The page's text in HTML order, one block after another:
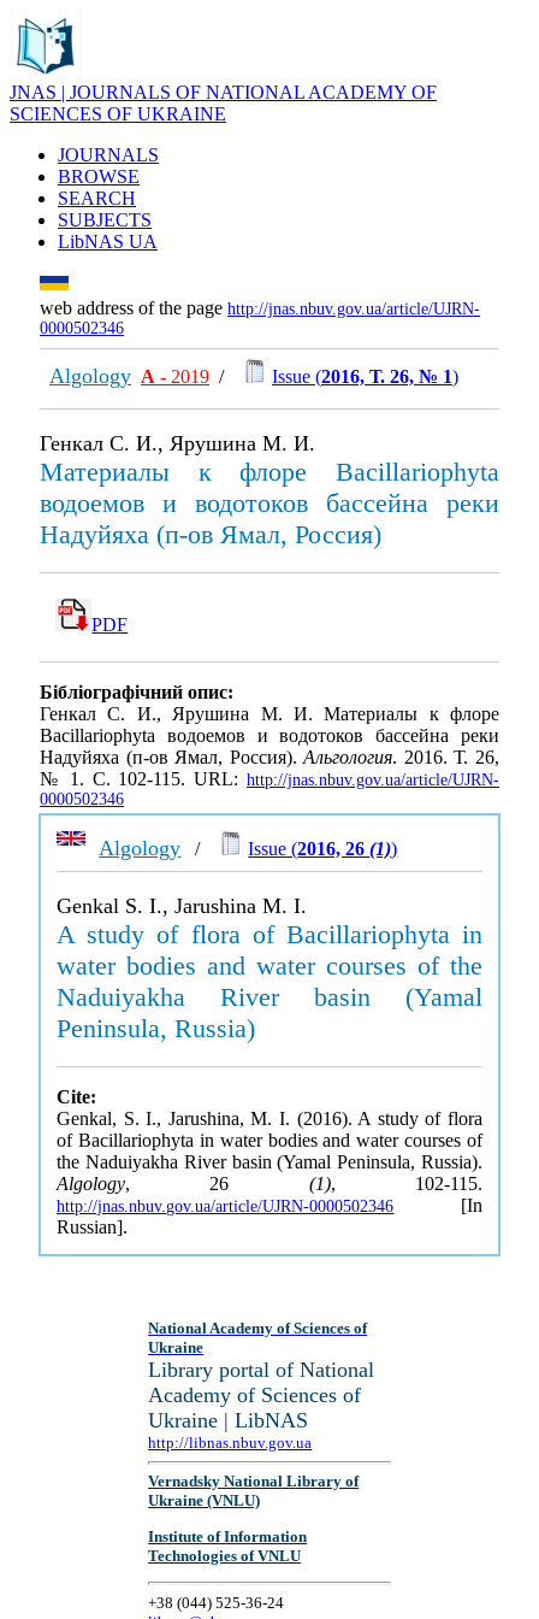
JNAS | JOURNALS OF NATIONAL ACADEMY OF
SCIENCES OF UKRAINE
JOURNALS
BROWSE
SEARCH
SUBJECTS
LibNAS UA
web address of the page http://jnas.nbuv.gov.ua/article/UJRN-
0000502346
Algology А - 2019 / Issue (2016, Т. 26, № 1)
Генкал С. И., Ярушина М. И.
Материалы к флоре Bacillariophyta
водоемов и водотоков бассейна реки
Надуйяха (п-ов Ямал, Россия)
PDF
Бібліографічний опис:
Генкал С. И., Ярушина М. И. Материалы к флоре
Bacillariophyta водоемов и водотоков бассейна реки
Надуйяха (п-ов Ямал, Россия).Альгология. 2016. Т. 26,
№ 1. С. 102-115. URL: http://jnas.nbuv.gov.ua/article/UJRN-
0000502346
Algology / Issue (2016, 26(1))
Genkal S. I., Jarushina M. I.
A study of flora of Bacillariophyta in
water bodies and water courses of the
Naduiyakha River basin (Yamal
Peninsula, Russia)
Cite:
Genkal, S. I., Jarushina, M. I. (2016). A study of flora
of Bacillariophyta in water bodies and water courses of
the Naduiyakha River basin (Yamal Peninsula, Russia).
Algology, 26 (1), 102-115.
http://jnas.nbuv.gov.ua/article/UJRN-0000502346 [In
Russian].
National Academy of Sciences of
Ukraine
Library portal of National
Academy of Sciences of
Ukraine | LibNAS
http://libnas.nbuv.gov.ua
Vernadsky National Library of
Ukraine (VNLU)
Institute of Information
Technologies of VNLU
+38 (044) 525-36-24